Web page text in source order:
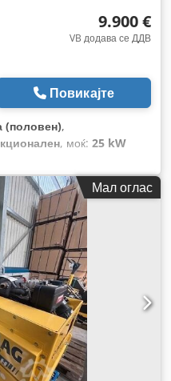
9.900 €
VB додава се ДДВ
Повикајте
(половен),
, моќ: 25 kW
2.950 h,
Мал оглас